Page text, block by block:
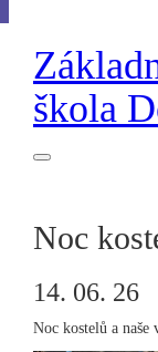
škola
Noc
14. 06. 26
Noc kostelů a naše